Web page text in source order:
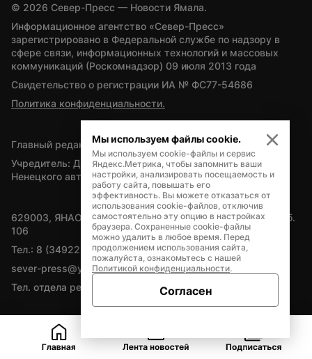
© 2026 Север-Пресс — Новости Ямала.
Информационное агентство «Север-Пресс»
зарегистрировано в Федеральной службе по надзору в
сфере связи, информационных технологий и массовых
коммуникаций (Роскомнадзор) 09 июля 2013 года
Свидетельство о регистрации ИА № ФС77-54686
Политика конфиденциальности.
Главный редактор — А.Л. Поздеев
Учредитель: Департамент внутренней политики Ямало-
Ненецкого автономного округа
629003, ЯНАО, Салехард, мкр. Богдана Кнунянца, д.1, каб.
106
Тел.: 8 (34922) 71262
sever-press@yamal-media.ru
Тел. отдела рекламы: 8 (34922) 42728
Мы используем файлы cookie.
Мы используем cookie-файлы и сервис
Яндекс.Метрика, чтобы запомнить ваши
настройки, анализировать посещаемость и
работу сайта, повышать его
эффективность. Вы можете отказаться от
использования cookie-файлов, отключив
самостоятельно эту опцию в настройках
браузера. Сохраненные cookie-файлы
можно удалить в любое время. Перед
продолжением использования сайта,
пожалуйста, ознакомьтесь с нашей
Политикой конфиденциальности.
Согласен